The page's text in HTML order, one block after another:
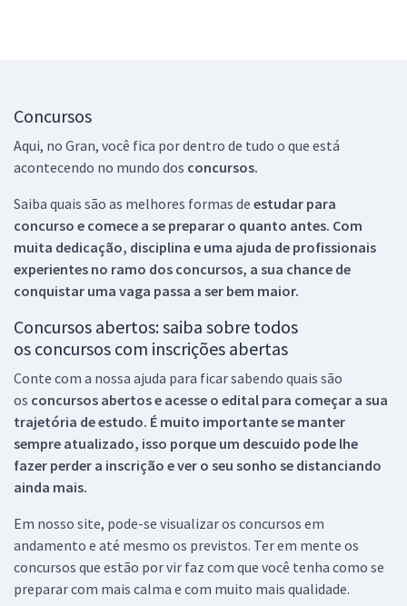
Concursos
Aqui, no Gran, você fica por dentro de tudo o que está
acontecendo no mundo dos concursos.
Saiba quais são as melhores formas de estudar para
concurso e comece a se preparar o quanto antes. Com
muita dedicação, disciplina e uma ajuda de profissionais
experientes no ramo dos concursos, a sua chance de
conquistar uma vaga passa a ser bem maior.
Concursos abertos: saiba sobre todos
os concursos com inscrições abertas
Conte com a nossa ajuda para ficar sabendo quais são
os concursos abertos e acesse o edital para começar a sua
trajetória de estudo. É muito importante se manter
sempre atualizado, isso porque um descuido pode lhe
fazer perder a inscrição e ver o seu sonho se distanciando
ainda mais.
Em nosso site, pode-se visualizar os concursos em
andamento e até mesmo os previstos. Ter em mente os
concursos que estão por vir faz com que você tenha como se
preparar com mais calma e com muito mais qualidade.